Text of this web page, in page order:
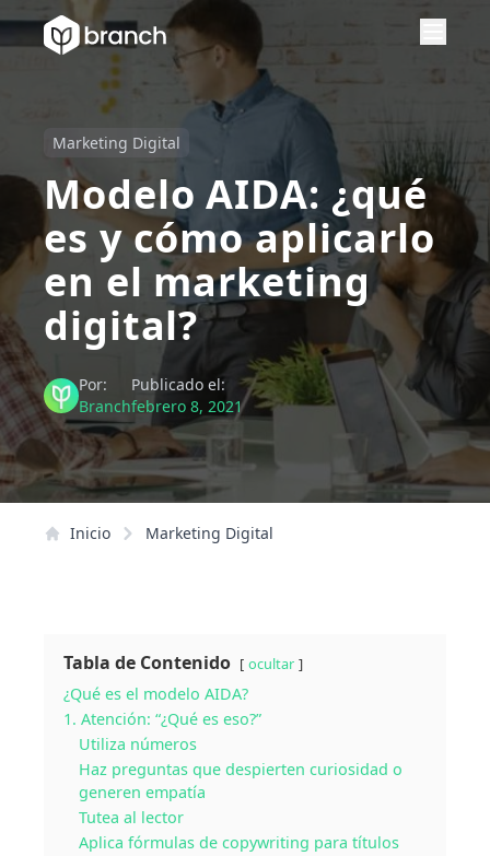
Marketing Digital
Modelo AIDA: ¿qué
es y cómo aplicarlo
en el marketing
digital?
Por:
Branch
Publicado el:
febrero 8, 2021
Inicio Marketing Digital
Tabla de Contenido ocultar
¿Qué es el modelo AIDA?
1. Atención: “¿Qué es eso?”
Utiliza números
Haz preguntas que despierten curiosidad o
generen empatía
Tutea al lector
Aplica fórmulas de copywriting para títulos